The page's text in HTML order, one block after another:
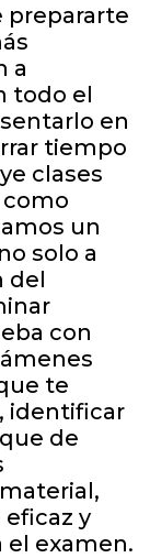
prepararte
a
todo el
en
tiempo
clases
un
solo a
del
con
te
identificar
de
y
el examen.